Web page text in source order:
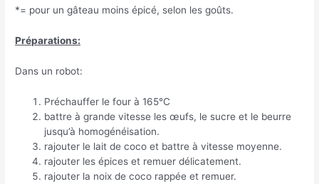
*= pour un gâteau moins épicé, selon les goûts.
Préparations:
Dans un robot:
Préchauffer le four à 165°C
battre à grande vitesse les œufs, le sucre et le beurre
jusqu’à homogénéisation.
rajouter le lait de coco et battre à vitesse moyenne.
rajouter les épices et remuer délicatement.
rajouter la noix de coco rappée et remuer.